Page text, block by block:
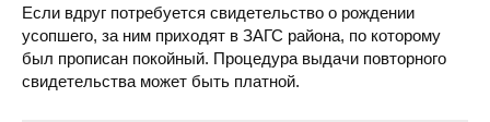
Если вдруг потребуется свидетельство о рождении
усопшего, за ним приходят в ЗАГС района, по которому
был прописан покойный. Процедура выдачи повторного
свидетельства может быть платной.